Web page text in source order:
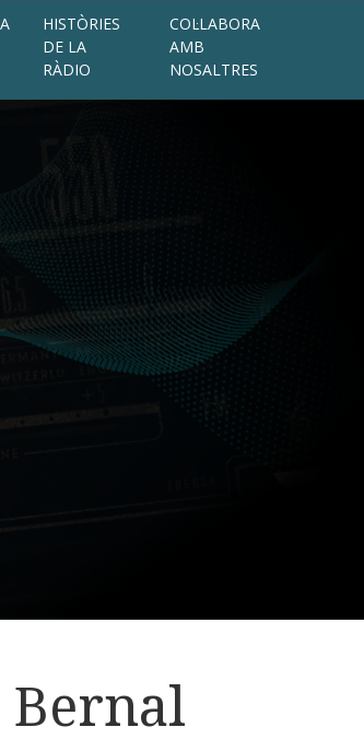
HISTÒRIES
DE LA
RÀDIO
COL·LABORA
AMB
NOSALTRES
Bernal